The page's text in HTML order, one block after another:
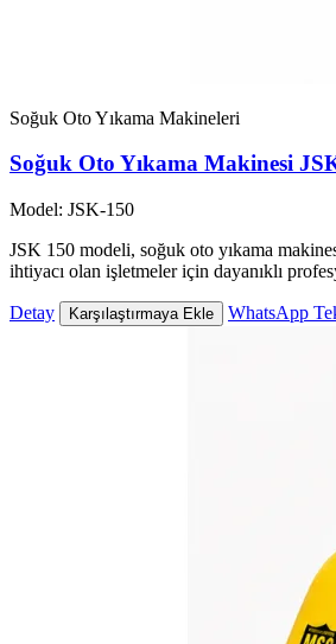
Soğuk Oto Yıkama Makineleri
Soğuk Oto Yıkama Makinesi
Model: JSK-150
JSK 150 modeli, soğuk oto yıkama
ihtiyacı olan işletmeler için dayanıklı
Detay Karşılaştırmaya Ekle WhatsApp